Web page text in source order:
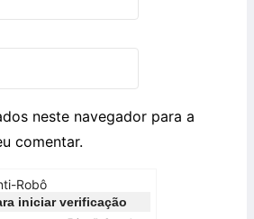
neste navegador para a
comentar.
Robô
iniciar verificação